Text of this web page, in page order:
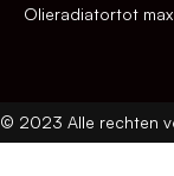
Olieradiatortot
© 2023 Alle rechten